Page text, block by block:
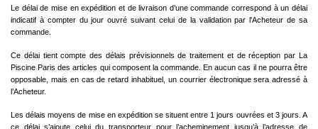
Le délai de mise en expédition et de livraison d’une commande correspond à un délai
indicatif à compter du jour ouvré suivant celui de la validation par l'Acheteur de sa
commande.
Ce délai tient compte des délais prévisionnels de traitement et de réception par La
Piscine Paris des articles qui composent la commande. En aucun cas il ne pourra être
opposable, mais en cas de retard inhabituel, un courrier électronique sera adressé à
l’Acheteur.
Les délais moyens de mise en expédition se situent entre 1 jours ouvrées et 3 jours. A
ce délai s’ajoute celui du transporteur pour l’acheminement jusqu’à l’adresse de